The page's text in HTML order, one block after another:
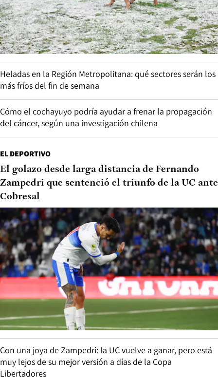
Heladas en la Región Metropolitana: qué sectores serán los
más fríos del fin de semana
Cómo el cochayuyo podría ayudar a frenar la propagación
del cáncer, según una investigación chilena
EL DEPORTIVO
El golazo desde larga distancia de Fernando
Zampedri que sentenció el triunfo de la UC ante
Cobresal
Con una joya de Zampedri: la UC vuelve a ganar, pero está
muy lejos de su mejor versión a días de la Copa
Libertadores